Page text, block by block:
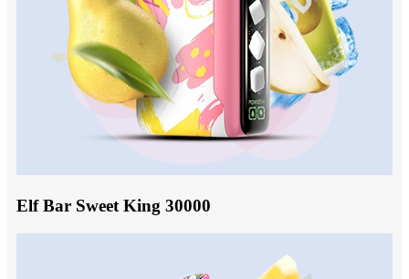
Elf Bar Sweet King 30000